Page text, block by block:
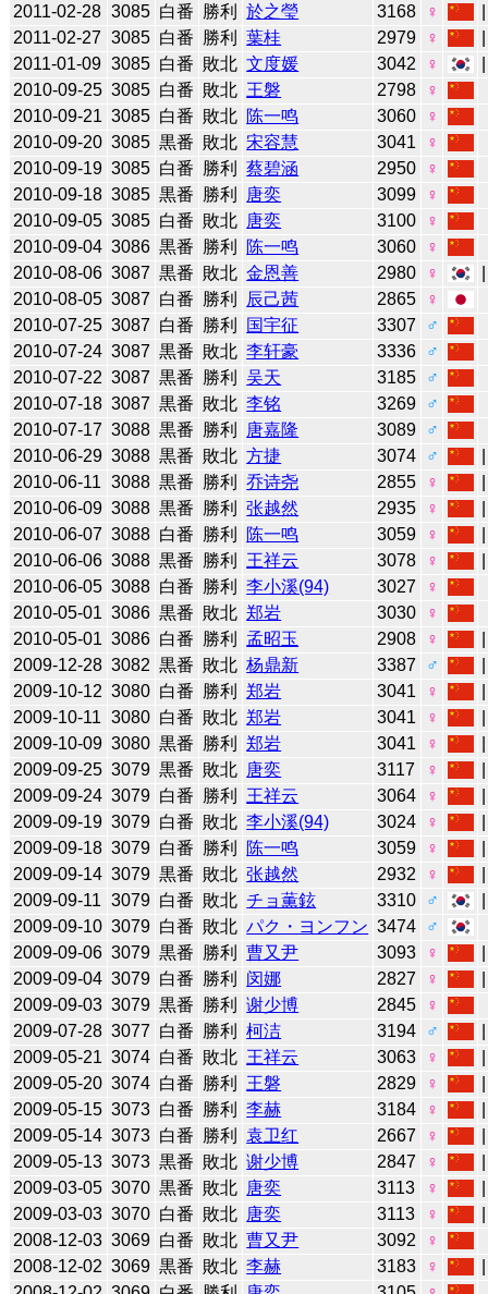
2011-02-28 3085 白番 勝利 於之瑩 3168 ♀
2011-02-27 3085 白番 勝利 葉桂 2979 ♀
2011-01-09 3085 白番 敗北 文度媛 3042 ♀
2010-09-25 3085 白番 敗北 王磐 2798
♀
2010-09-21 3085 白番 敗北 陈一鸣 3060
♀
2010-09-20 3085 黒番 敗北 宋容慧 3041
♀
2010-09-19 3085 白番 勝利 蔡碧涵 2950
♀
2010-09-18 3085 黒番 勝利 唐奕 3099
♀
2010-09-05 3085 白番 敗北 唐奕 3100
♀
2010-09-04 3086 黒番 勝利 陈一鸣 3060
♀
2010-08-06 3087 黒番 敗北 金恩善 2980 ♀
2010-08-05 3087 白番 勝利 辰己茜 2865
♀
2010-07-25 3087 白番 勝利 国宇征 3307
♂
2010-07-24 3087 黒番 敗北 李轩豪 3336
♂
2010-07-22 3087 黒番 勝利 吴天 3185
♂
2010-07-18 3087 黒番 敗北 李铭 3269
♂
2010-07-17 3088 黒番 勝利 唐嘉隆 3089
♂
2010-06-29 3088 黒番 敗北 方捷 3074 ♂
2010-06-11 3088 黒番 勝利 乔诗尧 2855 ♀
2010-06-09 3088 黒番 勝利 张越然 2935 ♀
2010-06-07 3088 白番 勝利 陈一鸣 3059 ♀
2010-06-06 3088 黒番 勝利 王祥云 3078 ♀
2010-06-05 3088 白番 勝利 李小溪(94) 3027
♀
2010-05-01 3086 黒番 敗北 郑岩 3030
♀
2010-05-01 3086 白番 勝利 孟昭玉 2908 ♀
2009-12-28 3082 黒番 敗北 杨鼎新 3387 ♂
2009-10-12 3080 白番 勝利 郑岩 3041 ♀
2009-10-11 3080 白番 敗北 郑岩 3041 ♀
2009-10-09 3080 黒番 勝利 郑岩 3041 ♀
2009-09-25 3079 黒番 敗北 唐奕 3117 ♀
2009-09-24 3079 白番 勝利 王祥云 3064 ♀
2009-09-19 3079 白番 敗北 李小溪(94) 3024 ♀
2009-09-18 3079 白番 勝利 陈一鸣 3059 ♀
2009-09-14 3079 黒番 敗北 张越然 2932 ♀
2009-09-11 3079 白番 敗北 チョ薫鉉 3310 ♂
2009-09-10 3079 白番 敗北 パク・ヨンフン 3474
♂
2009-09-06 3079 黒番 勝利 曹又尹 3093 ♀
2009-09-04 3079 白番 勝利 闵娜 2827 ♀
2009-09-03 3079 黒番 勝利 谢少博 2845
♀
2009-07-28 3077 白番 勝利 柯洁 3194 ♂
2009-05-21 3074 白番 敗北 王祥云 3063 ♀
2009-05-20 3074 白番 勝利 王磐 2829 ♀
2009-05-15 3073 白番 勝利 李赫 3184 ♀
2009-05-14 3073 白番 勝利 袁卫红 2667 ♀
2009-05-13 3073 黒番 敗北 谢少博 2847 ♀
2009-03-05 3070 黒番 敗北 唐奕 3113 ♀
2009-03-03 3070 白番 敗北 唐奕 3113 ♀
2008-12-03 3069 白番 敗北 曹又尹 3092
♀
2008-12-02 3069 黒番 敗北 李赫 3183 ♀